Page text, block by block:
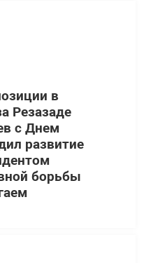
в
Резазаде
с Днем
развитие
борьбы